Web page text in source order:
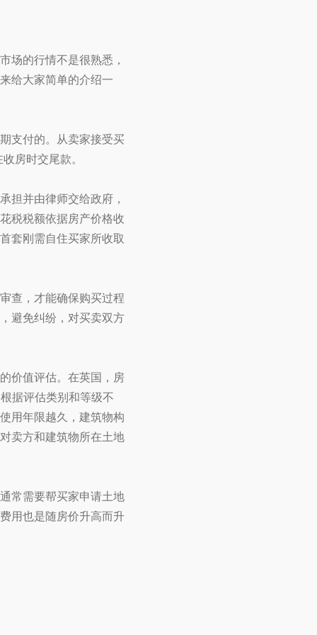
的行情不是很熟悉，
给大家简单的介绍一
支付的。从卖家接受买
房时交尾款。
并由律师交给政府，
税税额依据房产价格收
套刚需自住买家所收取
查，才能确保购买过程
避免纠纷，对买卖双方
价值评估。在英国，房
据评估类别和等级不
用年限越久，建筑物构
卖方和建筑物所在土地
常需要帮买家申请土地
用也是随房价升高而升